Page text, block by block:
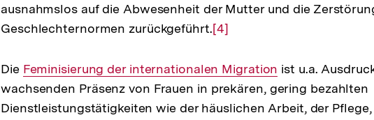
Fußnote
der
ausnahmslos auf die Abwesenheit der Mutter und die
Geschlechternormen zurückgeführt.Zur
der
Fußnote
[4]
Die Interner
Link:
Feminisierung der internationalen Migration ist u.a.
wachsenden Präsenz von Frauen in prekären, gering bezahlten
Dienstleistungstätigkeiten wie der häuslichen Arbeit, der